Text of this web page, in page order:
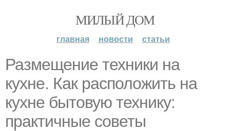
МИЛЫЙ ДОМ
главная новости статьи
Размещение техники на
кухне. Как расположить на
кухне бытовую технику:
практичные советы